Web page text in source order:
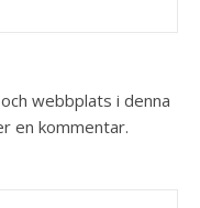
webbplats i denna
en kommentar.